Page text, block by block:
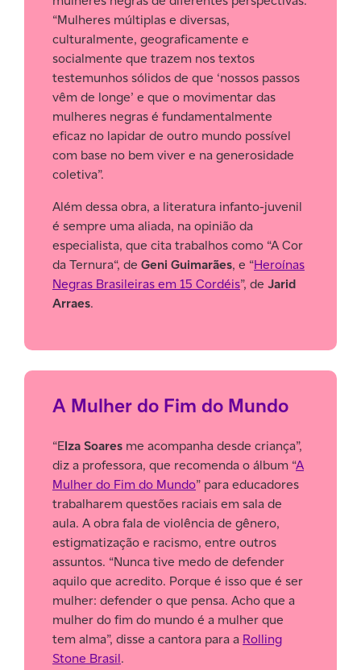
“Mulheres múltiplas e diversas,
culturalmente, geograficamente e
socialmente que trazem nos textos
testemunhos sólidos de que ‘nossos passos
vêm de longe’ e que o movimentar das
mulheres negras é fundamentalmente
eficaz no lapidar de outro mundo possível
com base no bem viver e na generosidade
coletiva”.
Além dessa obra, a literatura infanto-juvenil
é sempre uma aliada, na opinião da
especialista, que cita trabalhos como “A Cor
da Ternura“, de Geni Guimarães, e “Heroínas
Negras Brasileiras em 15 Cordéis”, de Jarid
Arraes.
A Mulher do Fim do Mundo
“Elza Soares me acompanha desde criança”,
diz a professora, que recomenda o álbum “A
Mulher do Fim do Mundo” para educadores
trabalharem questões raciais em sala de
aula. A obra fala de violência de gênero,
estigmatização e racismo, entre outros
assuntos. “Nunca tive medo de defender
aquilo que acredito. Porque é isso que é ser
mulher: defender o que pensa. Acho que a
mulher do fim do mundo é a mulher que
tem alma”, disse a cantora para a Rolling
Stone Brasil.